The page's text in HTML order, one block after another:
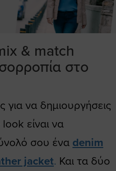
& match
στο
να δημιουργήσεις
είναι να
σου ένα denim
jacket. Και τα δύο